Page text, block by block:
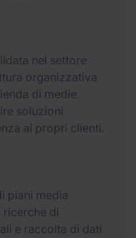
nel settore
organizzativa
di medie
soluzioni
ai propri clienti.
piani media
di
e raccolta di dati